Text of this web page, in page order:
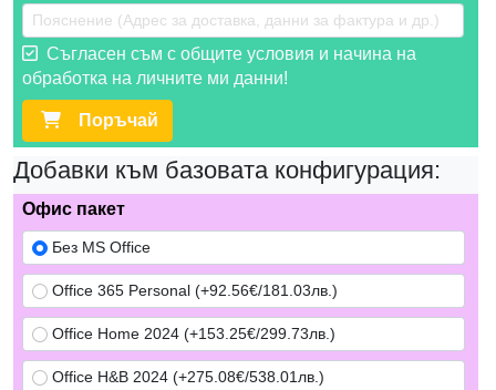
Съгласен съм с общите условия и начина на
обработка на личните ми данни!
Поръчай
Добавки към базовата конфигурация:
Офис пакет
Без MS Office
Office 365 Personal (+92.56€/181.03лв.)
Office Home 2024 (+153.25€/299.73лв.)
Office H&B 2024 (+275.08€/538.01лв.)